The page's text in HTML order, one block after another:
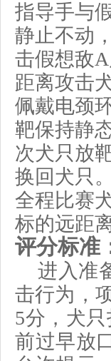
指导手与
静止不动
击假想敌
距离攻击
佩戴电颈
靶保持静
次犬只放
换回犬只。
全程比赛
标的远距
评分标准
进入准
击行为，
5分， 犬只
前过早放